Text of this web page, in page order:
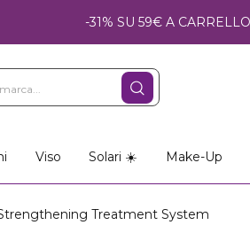
-31% SU 59€ A
Viso Solari ☀️ Make-Up
Treatment System